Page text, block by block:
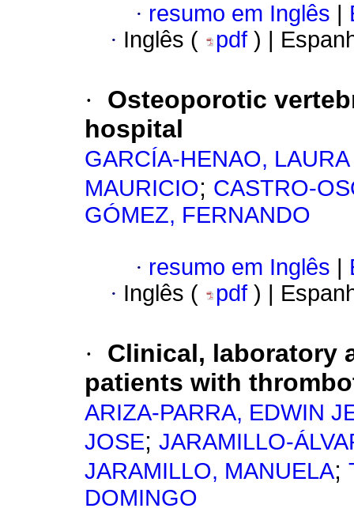
· resumo em Inglês |
· Inglês ( pdf ) |
·
Osteoporotic
hospital
GARCÍA-HENAO,
MAURICIO; CASTRO-
GÓMEZ, FERNANDO
· resumo em Inglês
· Inglês ( pdf ) |
·
Clinical, laboratory
patients with
ARIZA-PARRA, EDWIN
JOSE; JARAMILLO-
JARAMILLO, MANUELA;
DOMINGO